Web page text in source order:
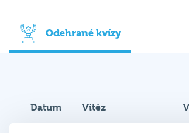
Odehrané kvízy
Datum Vítěz